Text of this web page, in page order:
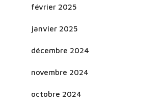
février 2025
janvier 2025
décembre 2024
novembre 2024
octobre 2024